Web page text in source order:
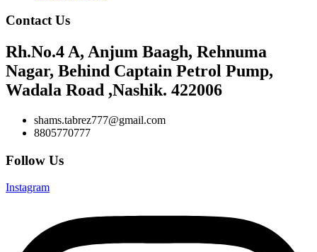
Contact Us
Rh.No.4 A, Anjum Baagh, Rehnuma
Nagar, Behind Captain Petrol Pump,
Wadala Road ,Nashik. 422006
shams.tabrez777@gmail.com
8805770777
Follow Us
Instagram